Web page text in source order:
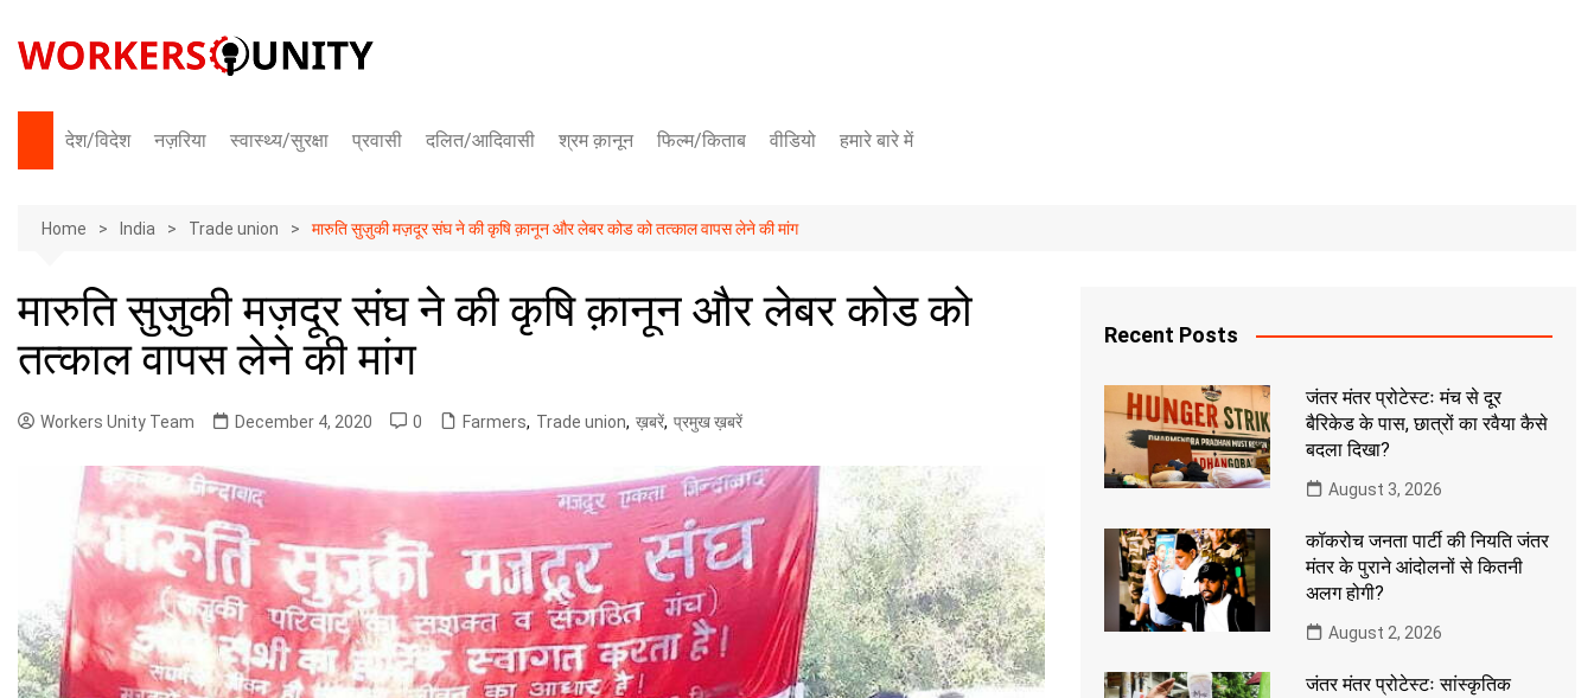
content
देश/विदेश
अंतराष्ट्रीय
नज़रिया स्वास्थ्य/सुरक्षा प्रवासी दलित/आदिवासी श्रम क़ानून फिल्म/किताब वीडियो
फेसबुक पेज
हमारे बारे में
Home India Trade union मारुति सुज़ुकी मज़दूर संघ ने की कृषि क़ानून और लेबर कोड को तत्काल वापस लेने की मांग
मारुति सुज़ुकी मज़दूर संघ ने की कृषि क़ानून और लेबर कोड को
तत्काल वापस लेने की मांग
Workers Unity Team December 4, 2020 0 Farmers, Trade union, ख़बरें, प्रमुख ख़बरें
Recent Posts
जंतर मंतर प्रोटेस्टः मंच से दूर
बैरिकेड के पास, छात्रों का रवैया कैसे
बदला दिखा?
August 3, 2026
कॉकरोच जनता पार्टी की नियति जंतर
मंतर के पुराने आंदोलनों से कितनी
अलग होगी?
August 2, 2026
जंतर मंतर प्रोटेस्टः सांस्कृतिक